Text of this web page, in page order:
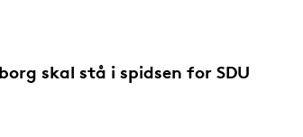
skal stå i spidsen for SDU